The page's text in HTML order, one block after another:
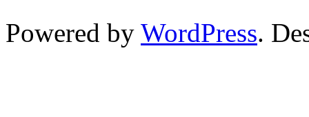
Powered by WordPress.